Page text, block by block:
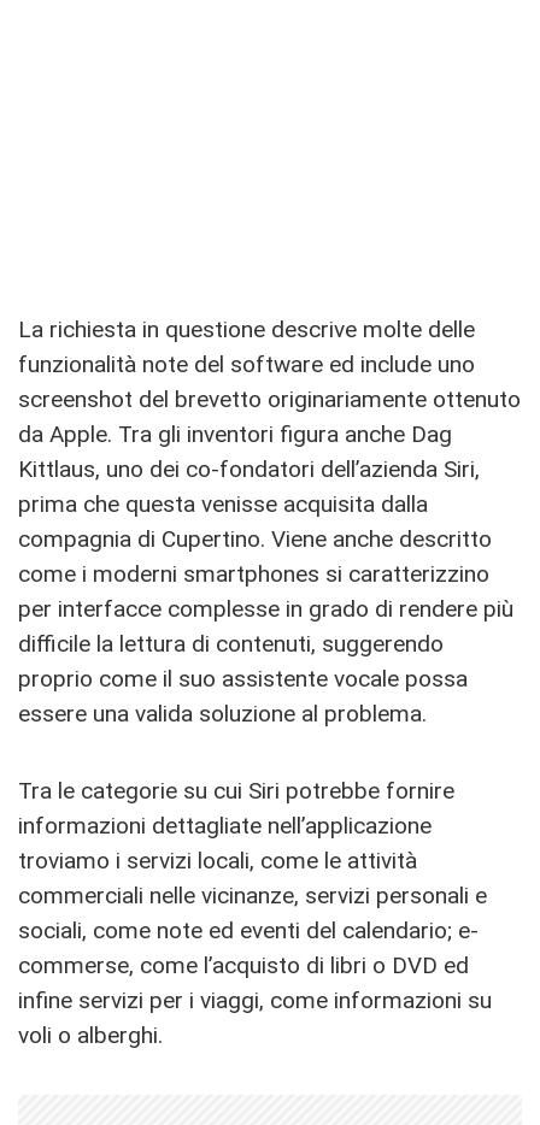
La richiesta in questione descrive molte delle
funzionalità note del software ed include uno
screenshot del brevetto originariamente ottenuto
da Apple. Tra gli inventori figura anche Dag
Kittlaus, uno dei co-fondatori dell’azienda Siri,
prima che questa venisse acquisita dalla
compagnia di Cupertino. Viene anche descritto
come i moderni smartphones si caratterizzino
per interfacce complesse in grado di rendere più
difficile la lettura di contenuti, suggerendo
proprio come il suo assistente vocale possa
essere una valida soluzione al problema.
Tra le categorie su cui Siri potrebbe fornire
informazioni dettagliate nell’applicazione
troviamo i servizi locali, come le attività
commerciali nelle vicinanze, servizi personali e
sociali, come note ed eventi del calendario; e-
commerse, come l’acquisto di libri o DVD ed
infine servizi per i viaggi, come informazioni su
voli o alberghi.